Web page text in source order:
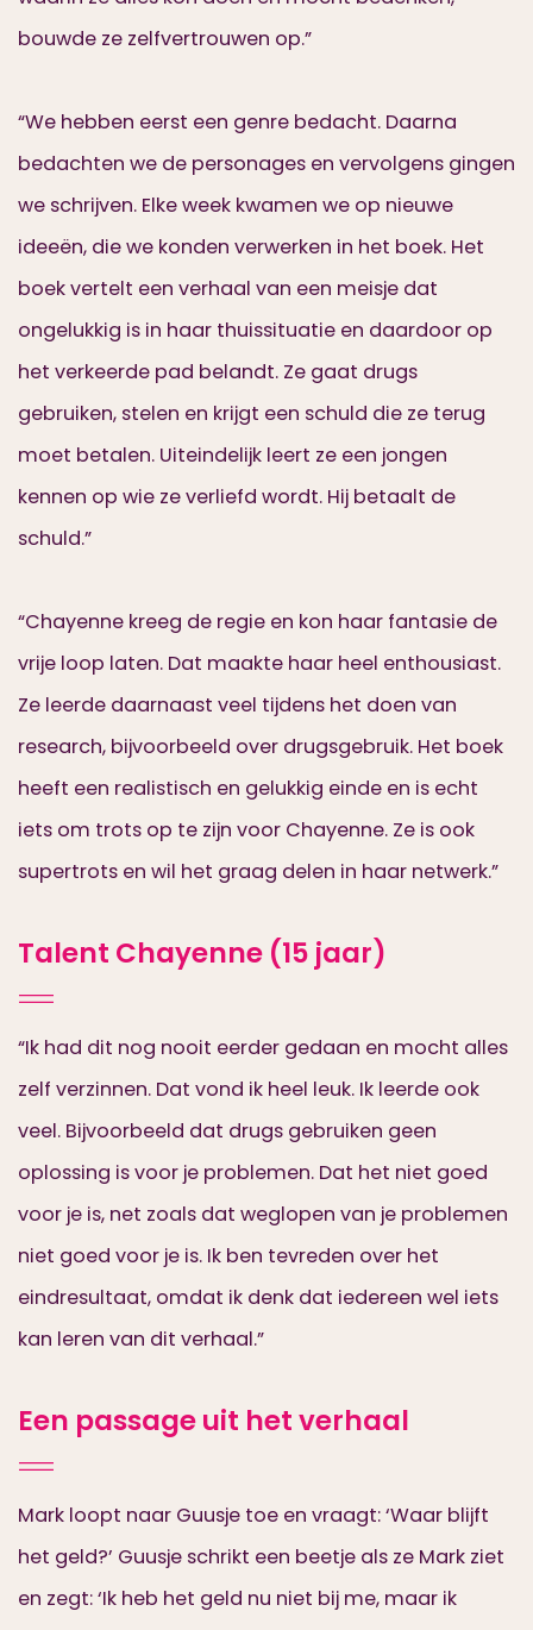
bouwde ze zelfvertrouwen op.”
“We hebben eerst een genre bedacht. Daarna
bedachten we de personages en vervolgens gingen
we schrijven. Elke week kwamen we op nieuwe
ideeën, die we konden verwerken in het boek. Het
boek vertelt een verhaal van een meisje dat
ongelukkig is in haar thuissituatie en daardoor op
het verkeerde pad belandt. Ze gaat drugs
gebruiken, stelen en krijgt een schuld die ze terug
moet betalen. Uiteindelijk leert ze een jongen
kennen op wie ze verliefd wordt. Hij betaalt de
schuld.”
“Chayenne kreeg de regie en kon haar fantasie de
vrije loop laten. Dat maakte haar heel enthousiast.
Ze leerde daarnaast veel tijdens het doen van
research, bijvoorbeeld over drugsgebruik. Het boek
heeft een realistisch en gelukkig einde en is echt
iets om trots op te zijn voor Chayenne. Ze is ook
supertrots en wil het graag delen in haar netwerk.”
Talent Chayenne (15 jaar)
“Ik had dit nog nooit eerder gedaan en mocht alles
zelf verzinnen. Dat vond ik heel leuk. Ik leerde ook
veel. Bijvoorbeeld dat drugs gebruiken geen
oplossing is voor je problemen. Dat het niet goed
voor je is, net zoals dat weglopen van je problemen
niet goed voor je is. Ik ben tevreden over het
eindresultaat, omdat ik denk dat iedereen wel iets
kan leren van dit verhaal.”
Een passage uit het verhaal
Mark loopt naar Guusje toe en vraagt: ‘Waar blijft
het geld?’ Guusje schrikt een beetje als ze Mark ziet
en zegt: ‘Ik heb het geld nu niet bij me, maar ik